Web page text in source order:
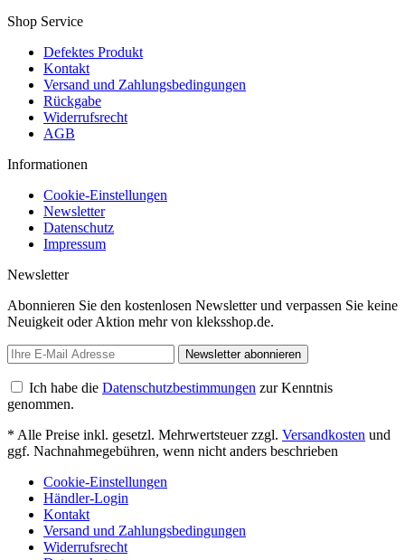
Shop Service
Defektes Produkt
Kontakt
Versand und Zahlungsbedingungen
Rückgabe
Widerrufsrecht
AGB
Informationen
Cookie-Einstellungen
Newsletter
Datenschutz
Impressum
Newsletter
Abonnieren Sie den kostenlosen Newsletter und verpassen Sie keine
Neuigkeit oder Aktion mehr von kleksshop.de.
Newsletter abonnieren
Ich habe die Datenschutzbestimmungen zur Kenntnis
genommen.
* Alle Preise inkl. gesetzl. Mehrwertsteuer zzgl. Versandkosten und
ggf. Nachnahmegebühren, wenn nicht anders beschrieben
Cookie-Einstellungen
Händler-Login
Kontakt
Versand und Zahlungsbedingungen
Widerrufsrecht